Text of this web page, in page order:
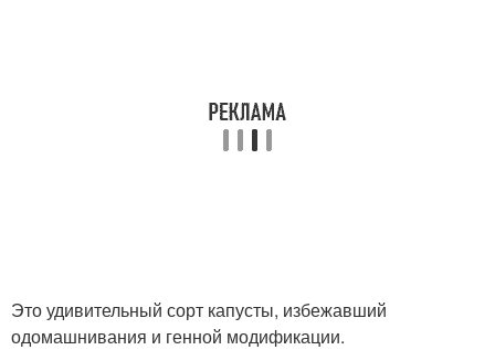
Это удивительный сорт капусты, избежавший
одомашнивания и генной модификации.